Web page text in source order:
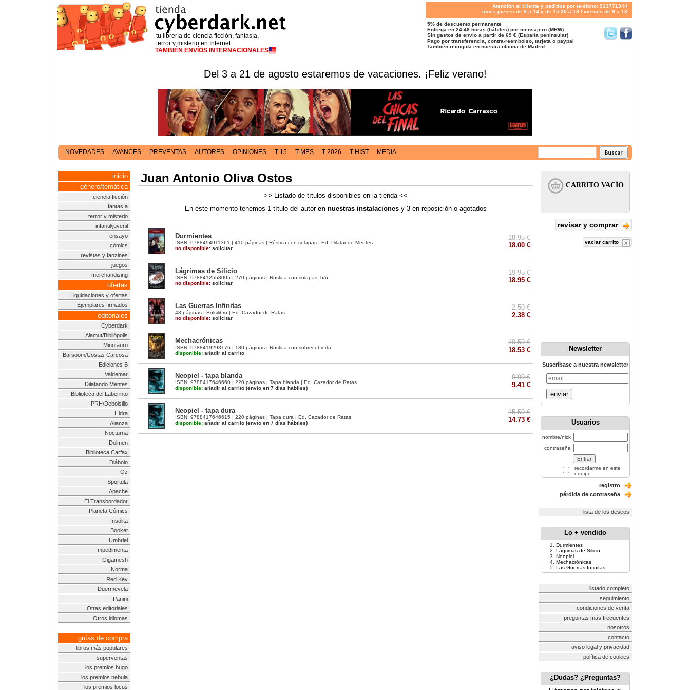
tu librería de ciencia ficción, fantasía,
terror y misterio en Internet
TAMBIÉN ENVÍOS INTERNACIONALES
Atención al cliente y pedidos por teléfono: 913771344
lunes-jueves de 9 a 14 y de 15:30 a 18 / viernes de 9 a 13
5% de descuento permanente
Entrega en 24-48 horas (hábiles) por mensajero (MRW)
Sin gastos de envío a partir de 69 € (España peninsular)
Pago por transferencia, contra-reembolso, tarjeta o paypal
También recogida en nuestra oficina de Madrid
Del 3 a 21 de agosto estaremos de vacaciones. ¡Feliz verano!
NOVEDADES AVANCES PREVENTAS AUTORES OPINIONES T 15 T MES T 2026 T HIST MEDIA
inicio
género/temática
ciencia ficción
fantasía
terror y misterio
infantil/juvenil
ensayo
cómics
revistas y fanzines
juegos
merchandising
ofertas
Liquidaciones y ofertas
Ejemplares firmados
editoriales
Cyberdark
Alamut/Bibliópolis
Minotauro
Barsoom/Costas Carcosa
Ediciones B
Valdemar
Dilatando Mentes
Biblioteca del Laberinto
PRH/Debolsillo
Hidra
Alianza
Nocturna
Dolmen
Biblioteca Carfax
Diábolo
Oz
Sportula
Apache
El Transbordador
Planeta Cómics
Insólita
Booket
Umbriel
Impedimenta
Gigamesh
Norma
Red Key
Duermevela
Panini
Otras editoriales
Otros idiomas
guías de compra
libros más populares
superventas
los premios hugo
los premios nebula
los premios locus
Juan Antonio Oliva Ostos
>> Listado de títulos disponibles en la tienda <<
En este momento tenemos 1 título del autor en nuestras instalacionesy 3 en reposición o agotados
Durmientes
ISBN: 9788494911361 | 410 páginas | Rústica con solapas | Ed. Dilatando Mentes
no disponible: solicitar
18.95 €
18.00 €
Lágrimas de Silicio
ISBN: 9788412558005 | 270 páginas | Rústica con solapas, b/n
no disponible: solicitar
19.95 €
18.95 €
Las Guerras Infinitas
43 páginas | Bolsilibro | Ed. Cazador de Ratas
no disponible: solicitar
2.50 €
2.38 €
Mechacrónicas
ISBN: 9788419293176 | 180 páginas | Rústica con sobrecubierta
disponible: añadir al carrito
19.50 €
18.53 €
Neopiel - tapa blanda
ISBN: 9788417646660 | 220 páginas | Tapa blanda | Ed. Cazador de Ratas
disponible: añadir al carrito (envío en 7 días hábiles)
9.90 €
9.41 €
Neopiel - tapa dura
ISBN: 9788417646615 | 220 páginas | Tapa dura | Ed. Cazador de Ratas
disponible: añadir al carrito (envío en 7 días hábiles)
15.50 €
14.73 €
revisar y comprar
vaciar carrito
Newsletter
Suscríbase a nuestra newsletter
enviar
Usuarios
nombre/nick
contraseña
recordarme en este
equipo
registro
pérdida de contraseña
lista de los deseos
Lo + vendido
Durmientes
Lágrimas de Silicio
Neopiel
Mechacrónicas
Las Guerras Infinitas
listado completo
seguimiento
condiciones de venta
preguntas más frecuentes
nosotros
contacto
aviso legal y privacidad
política de cookies
¿Dudas? ¿Preguntas?